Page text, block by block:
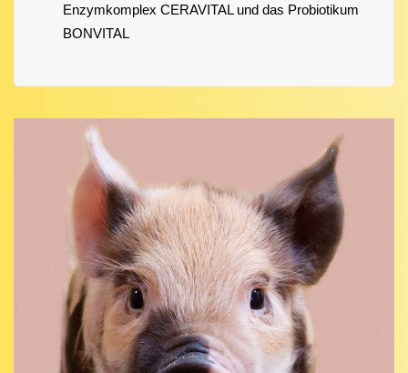
Enzymkomplex CERAVITAL und das Probiotikum
BONVITAL